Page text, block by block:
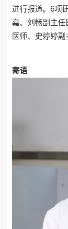
进行报道。6项
嘉、刘畅副主
医师、史婷婷副
寄语